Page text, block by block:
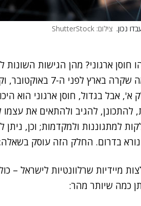
נכון. צילום: ShutterStock
חוסן ארגוני? מהן הגישות השונות
להחיל אותן על התפקוד של הממשלה ועל
אבל בגדול, חוסן ארגוני הוא
להתכונן, להגיב ולהתאים את עצמו
למתגוננות ולמקדמות; וכן,
בדרום. החלק הזה עוסק
מיידיות שרלוונטיות לישראל –
כמה שיותר מהר: